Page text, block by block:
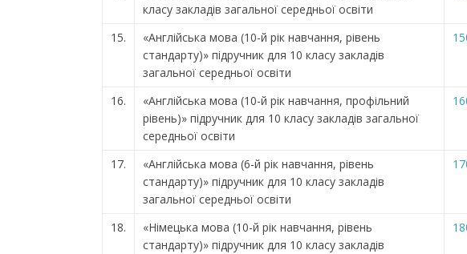
класу закладів загальної середньої освіти
15.
«Англійська мова (10-й рік навчання, рівень
стандарту)» підручник для 10 класу закладів
загальної середньої освіти
16.
«Англійська мова (10-й рік навчання, профільний
рівень)» підручник для 10 класу закладів загальної
середньої освіти
17.
«Англійська мова (6-й рік навчання, рівень
стандарту)» підручник для 10 класу закладів
загальної середньої освіти
18.
«Німецька мова (10-й рік навчання, рівень
стандарту)» підручник для 10 класу закладів